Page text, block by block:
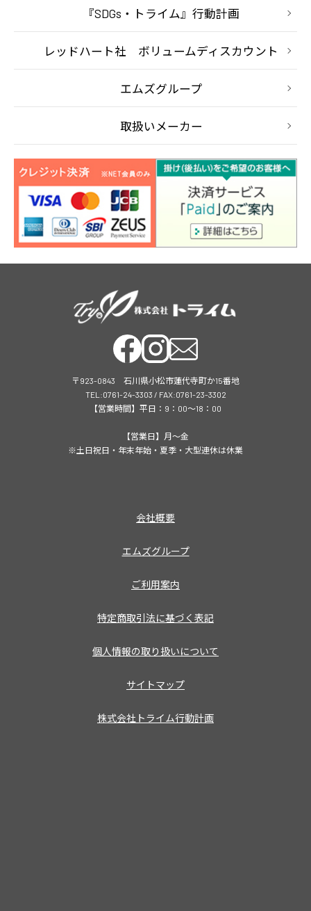
『SDGs・トライム』行動計画
レッドハート社 ボリュームディスカウント
エムズグループ
取扱いメーカー
〒923-0843 石川県小松市蓮代寺町か15番地
TEL:0761-24-3303 / FAX:0761-23-3302
【営業時間】平日：9：00～18：00
【営業日】月～金
※土日祝日・年末年始・夏季・大型連休は休業
会社概要
エムズグループ
ご利用案内
特定商取引法に基づく表記
個人情報の取り扱いについて
サイトマップ
株式会社トライム行動計画